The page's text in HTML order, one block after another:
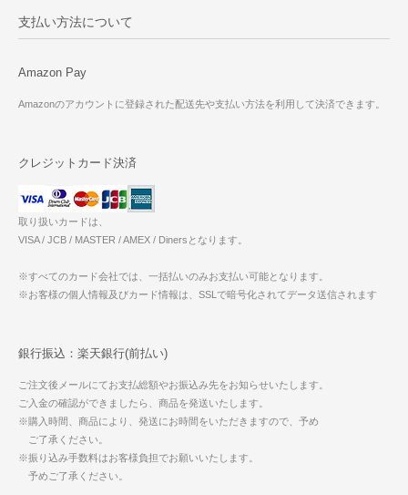
支払い方法について
Amazon Pay
Amazonのアカウントに登録された配送先や支払い方法を利用して決済できます。
クレジットカード決済
取り扱いカードは、
VISA / JCB / MASTER / AMEX / Dinersとなります。
※すべてのカード会社では、一括払いのみお支払い可能となります。
※お客様の個人情報及びカード情報は、SSLで暗号化されてデータ送信されます
銀行振込：楽天銀行(前払い)
ご注文後メールにてお支払総額やお振込み先をお知らせいたします。
ご入金の確認ができましたら、商品を発送いたします。
※購入時間、商品により、発送にお時間をいただきますので、予め
ご了承ください。
※振り込み手数料はお客様負担でお願いいたします。
予めご了承ください。